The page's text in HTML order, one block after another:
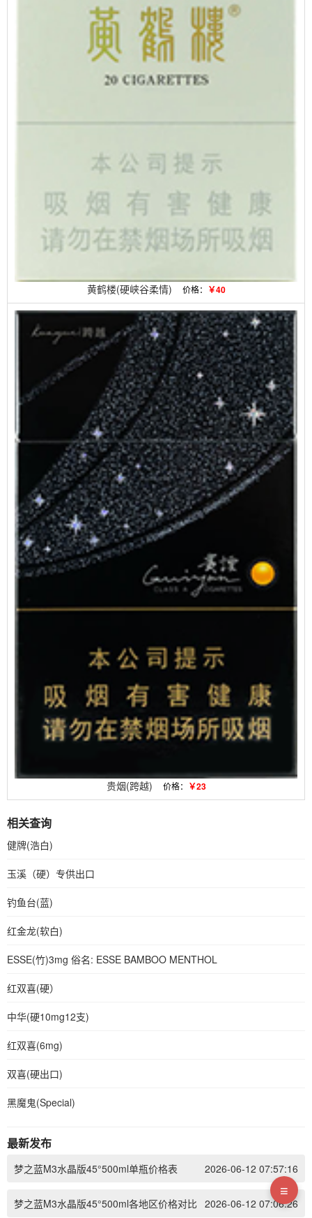
黄鹤楼(硬峡谷柔情) 价格： ￥40
贵烟(跨越) 价格： ￥23
相关查询
健牌(浩白)
玉溪（硬）专供出口
钓鱼台(蓝)
红金龙(软白)
ESSE(竹)3mg 俗名: ESSE BAMBOO MENTHOL
红双喜(硬）
中华(硬10mg12支)
红双喜(6mg)
双喜(硬出口)
黑魔鬼(Special)
最新发布
梦之蓝M3水晶版45°500ml单瓶价格表 2026-06-12 07:57:16
梦之蓝M3水晶版45°500ml各地区价格对比 2026-06-12 07:06:26
≡